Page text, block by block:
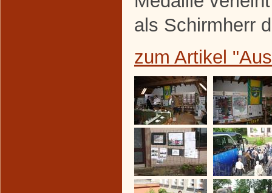
als Schirmherr
zum Artikel